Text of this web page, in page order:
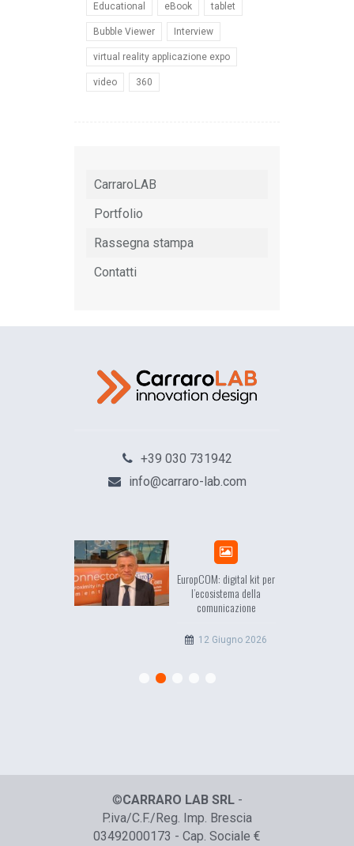
Educational eBook tablet
Bubble Viewer Interview
virtual reality applicazione expo
video 360
CarraroLAB
Portfolio
Rassegna stampa
Contatti
+39 030 731942
info@carraro-lab.com
EuropCOM: digital kit per
l’ecosistema della
comunicazione
12 Giugno 2026
©CARRARO LAB SRL-
P.iva/C.F./Reg. Imp. Brescia
03492000173 - Cap. Sociale €